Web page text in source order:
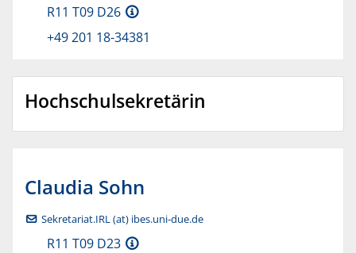
R11 T09 D26
+49 201 18-34381
Hochschulsekretärin
Claudia Sohn
Sekretariat.IRL (at) ibes.uni-due.de
R11 T09 D23